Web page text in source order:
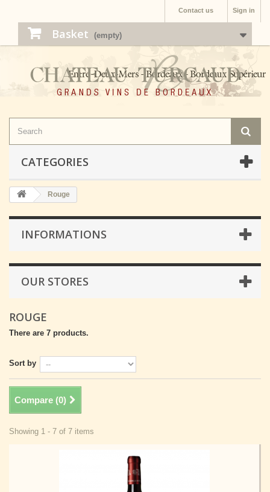
Sign in
Contact us
Basket (empty)
CATEGORIES
Rouge
INFORMATIONS
OUR STORES
ROUGE
There are 7 products.
Sort by
Compare (0)
Showing 1 - 7 of 7 items